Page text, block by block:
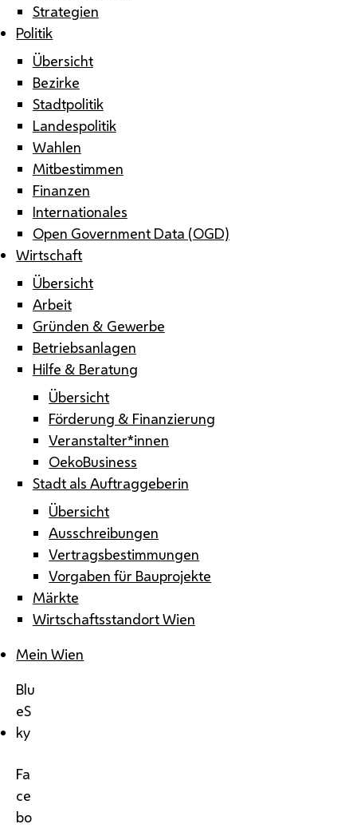
Strategien
Politik
Übersicht
Bezirke
Stadtpolitik
Landespolitik
Wahlen
Mitbestimmen
Finanzen
Internationales
Open Government Data (OGD)
Wirtschaft
Übersicht
Arbeit
Gründen & Gewerbe
Betriebsanlagen
Hilfe & Beratung
Übersicht
Förderung & Finanzierung
Veranstalter*innen
OekoBusiness
Stadt als Auftraggeberin
Übersicht
Ausschreibungen
Vertragsbestimmungen
Vorgaben für Bauprojekte
Märkte
Wirtschaftsstandort Wien
Mein Wien
Blu
eS
ky
Fa
ce
bo